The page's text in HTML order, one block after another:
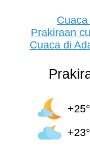
Prakiraan
Cuaca di